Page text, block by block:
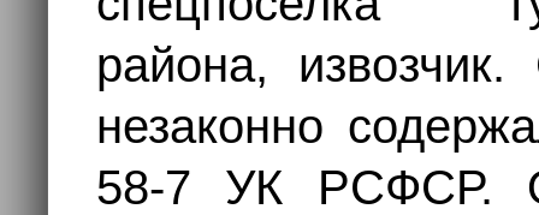
района,
незаконно
58-7 УК РСФСР.